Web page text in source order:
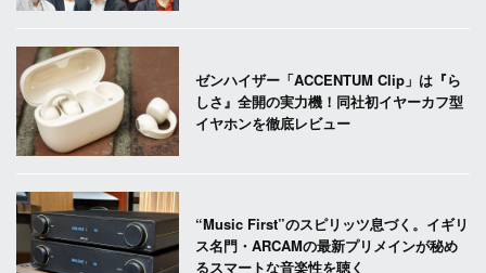
ゼンハイザー「ACCENTUM Clip」は『ら
しさ』全開の実力機！同社初イヤーカフ型
イヤホンを徹底レビュー
“Music First”のスピリッツ息づく。イギリ
ス名門・ARCAMの最新プリメインが秘め
るスマートな音楽性を聴く